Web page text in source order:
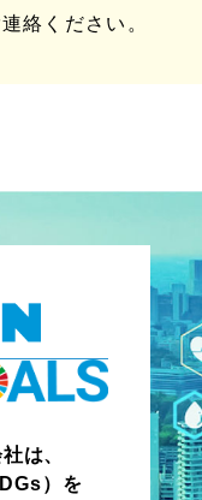
絡ください。
は、
）を